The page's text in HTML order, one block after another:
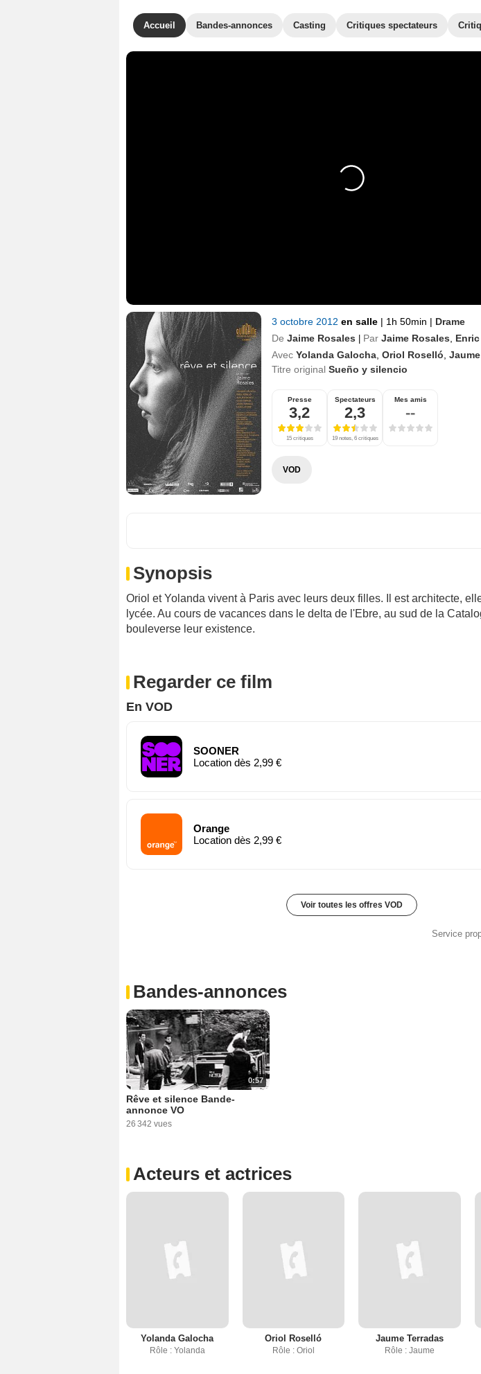
Accueil Bandes-annonces Casting Critiques spectateurs
3 octobre 2012 en salle | 1h 50min | Drame
De Jaime Rosales | Par Jaime Rosales
Avec Yolanda Galocha Oriol Roselló
Titre original Sueño y silencio
Presse
3,2
15 critiques
Spectateurs
2,3
19 notes, 6 critiques
Mes amis
--
VOD
Synopsis
Oriol et Yolanda vivent à Paris avec leurs deux filles. Il est architecte,
lycée. Au cours de vacances dans le delta de l'Ebre, au sud de la
bouleverse leur existence.
Regarder ce film
En VOD
SOONER
Location dès 2,99 €
Orange
Location dès 2,99 €
Voir toutes les offres VOD
Service
Bandes-annonces
0:57
Rêve et silence Bande-
annonce VO
26 342 vues
Acteurs et actrices
Yolanda Galocha
Rôle : Yolanda
Oriol Roselló
Rôle : Oriol
Jaume Terradas
Rôle : Jaume